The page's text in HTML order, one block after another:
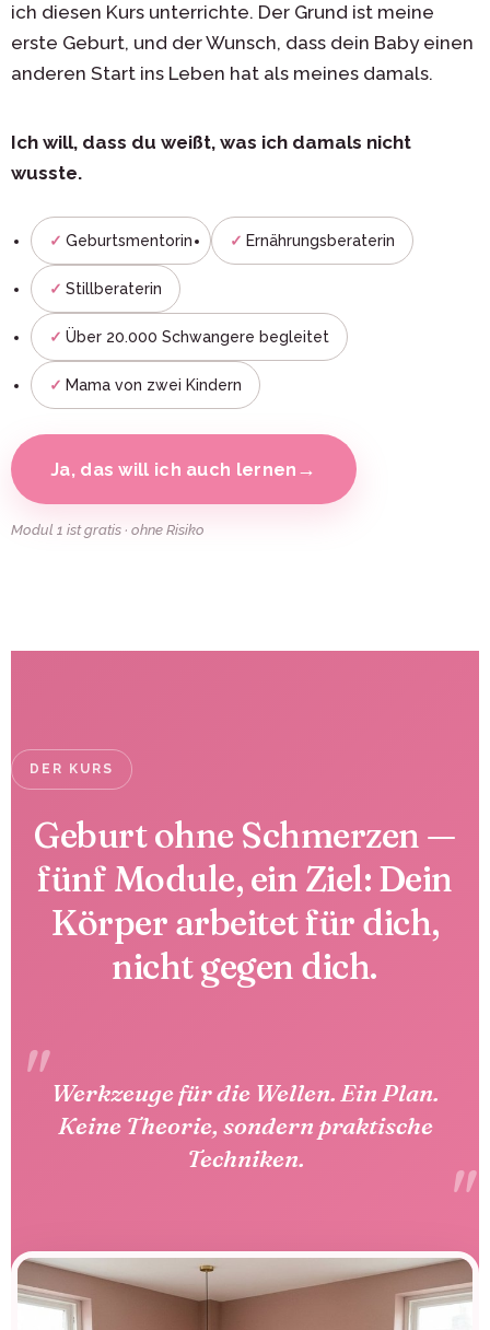
ich diesen Kurs unterrichte. Der Grund ist meine
erste Geburt, und der Wunsch, dass dein Baby einen
anderen Start ins Leben hat als meines damals.
Ich will, dass du weißt, was ich damals nicht
wusste.
Geburtsmentorin Ernährungsberaterin
Stillberaterin
Über 20.000 Schwangere begleitet
Mama von zwei Kindern
Ja, das will ich auch lernen →
Modul 1 ist gratis · ohne Risiko
DER KURS
Geburt ohne Schmerzen —
fünf Module, ein Ziel: Dein
Körper arbeitet für dich,
nicht gegen dich.
Werkzeuge für die Wellen. Ein Plan.
Keine Theorie, sondern praktische
Techniken.